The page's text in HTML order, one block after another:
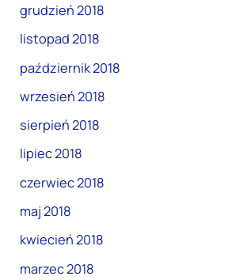
grudzień 2018
listopad 2018
październik 2018
wrzesień 2018
sierpień 2018
lipiec 2018
czerwiec 2018
maj 2018
kwiecień 2018
marzec 2018